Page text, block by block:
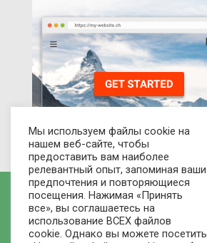
Мы используем файлы cookie на
нашем веб-сайте, чтобы
предоставить вам наиболее
релевантный опыт, запоминая ваши
предпочтения и повторяющиеся
посещения. Нажимая «Принять
все», вы соглашаетесь на
использование ВСЕХ файлов
cookie. Однако вы можете посетить